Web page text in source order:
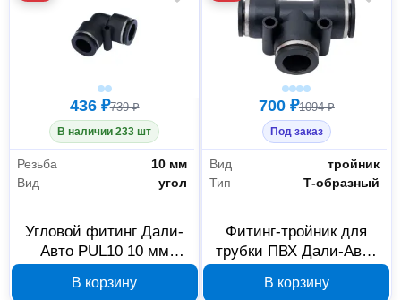
436 ₽739 ₽
В наличии 233 шт
Резьба
10 мм
Вид
угол
Угловой фитинг Дали-
Авто PUL10 10 мм
В корзину
700 ₽1094 ₽
Под заказ
Вид
тройник
Тип
Т-образный
Фитинг-тройник для
трубки ПВХ Дали-Авто
арт. PUT12
В корзину